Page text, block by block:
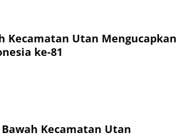
Kecamatan Utan Mengucapkan
ke-81
Kecamatan Utan